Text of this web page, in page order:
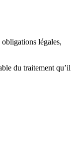
légales,
du traitement qu’il